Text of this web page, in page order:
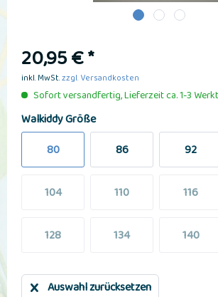
20,95 € *
inkl. MwSt.zzgl. Versandkosten
Sofort versandfertig, Lieferzeit ca. 1-3
Walkiddy Größe
80
86 92
104 110 116
128 134 140
Auswahl zurücksetzen